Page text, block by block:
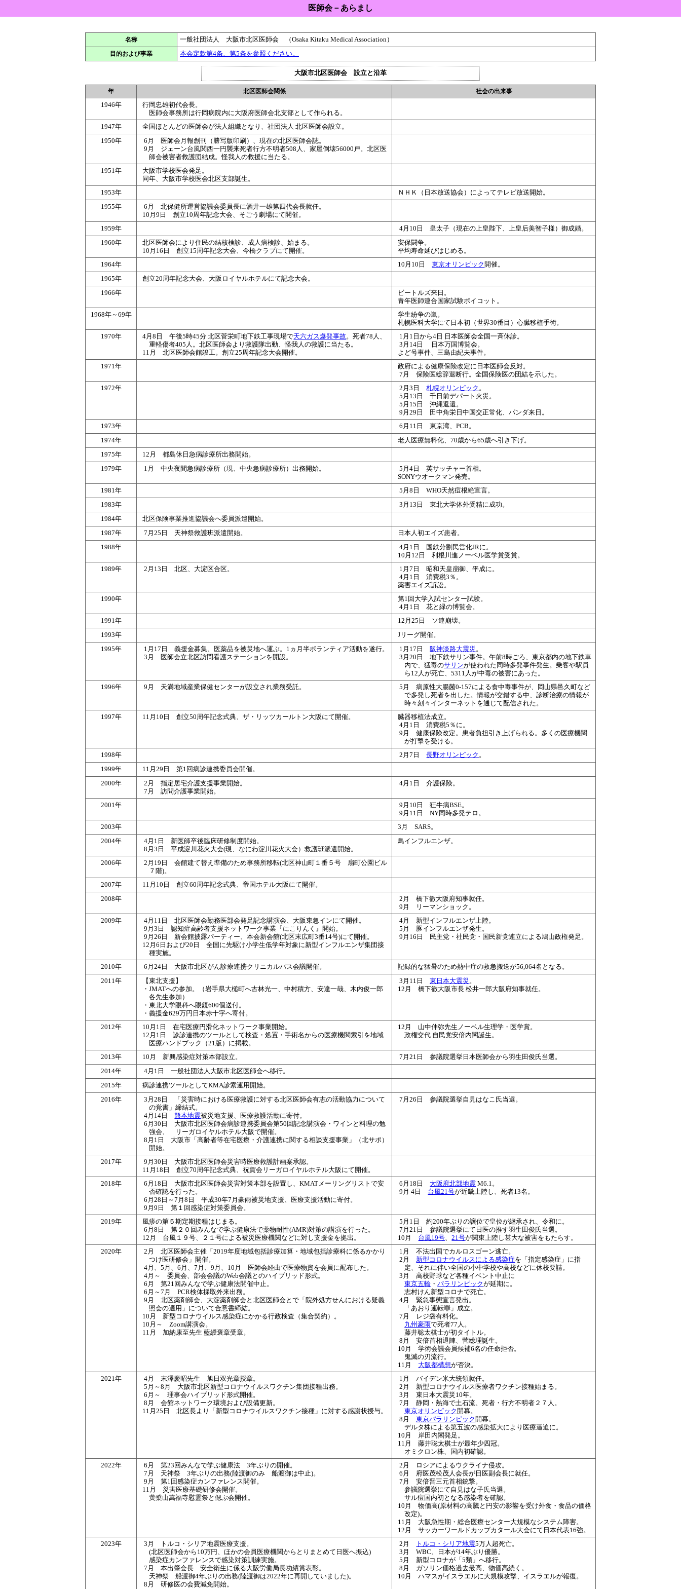
医師会－あらまし
名称 一般社団法人 大阪市北区医師会 （Osaka Kitaku Medical Association）
目的および事業 本会定款第4条、第5条を参照ください。
大阪市北区医師会 設立と沿革
年 北区医師会関係 社会の出来事
1946年
行岡忠雄初代会長。
医師会事務所は行岡病院内に大阪府医師会北支部として作られる。
1947年
全国ほとんどの医師会が法人組織となり、社団法人 北区医師会設立。
1950年
6月 医師会月報創刊（謄写版印刷）、現在の北区医師会誌。
9月 ジェーン台風関西一円襲来死者行方不明者508人、家屋倒壊56000戸。北区医
師会被害者救護団結成。怪我人の救援に当たる。
1951年
大阪市学校医会発足。
同年、大阪市学校医会北区支部誕生。
1953年
ＮＨＫ（日本放送協会）によってテレビ放送開始。
1955年
6月 北保健所運営協議会委員長に酒井一雄第四代会長就任。
10月9日 創立10周年記念大会、そごう劇場にて開催。
1959年
4月10日 皇太子（現在の上皇陛下、上皇后美智子様）御成婚。
1960年
北区医師会により住民の結核検診、成人病検診、始まる。
10月16日 創立15周年記念大会、今橋クラブにて開催。
安保闘争。
平均寿命延びはじめる。
1964年
10月10日東京オリンピック 開催。
1965年
創立20周年記念大会、大阪ロイヤルホテルにて記念大会。
1966年
ビートルズ来日。
青年医師連合国家試験ボイコット。
1968年～69年
学生紛争の嵐。
札幌医科大学にて日本初（世界30番目）心臓移植手術。
1970年
4月8日 午後5時45分 北区菅栄町地下鉄工事現場で天六ガス爆発事故。死者78人、
重軽傷者405人。北区医師会より救護隊出動、怪我人の救護に当たる。
11月 北区医師会館竣工。創立25周年記念大会開催。
1月1日から4日 日本医師会全国一斉休診。
3月14日 日本万国博覧会。
よど号事件、三島由紀夫事件。
1971年
政府による健康保険改定に日本医師会反対。
7月 保険医総辞退断行。全国保険医の団結を示した。
1972年
2月3日札幌オリンピック 。
5月13日 千日前デパート火災。
5月15日 沖縄返還。
9月29日 田中角栄日中国交正常化、パンダ来日。
1973年
6月11日 東京湾、PCB。
1974年
老人医療無料化、70歳から65歳へ引き下げ。
1975年
12月 都島休日急病診療所出務開始。
1979年
1月 中央夜間急病診療所（現、中央急病診療所）出務開始。
5月4日 英サッチャー首相。
SONYウオークマン発売。
1981年
5月8日 WHO天然痘根絶宣言。
1983年
3月13日 東北大学体外受精に成功。
1984年
北区保険事業推進協議会へ委員派遣開始。
1987年
7月25日 天神祭救護班派遣開始。
日本人初エイズ患者。
1988年
4月1日 国鉄分割民営化JRに。
10月12日 利根川進ノーベル医学賞受賞。
1989年
2月13日 北区、大淀区合区 。
1月7日 昭和天皇崩御、平成に。
4月1日 消費税3％。
薬害エイズ訴訟。
1990年
第1回大学入試センター試験。
4月1日 花と緑の博覧会。
1991年
12月25日 ソ連崩壊。
1993年
Jリーグ開催。
1995年
1月17日 義援金募集、医薬品を被災地へ運ぶ。1ヵ月半ボランティア活動を遂行。
3月 医師会立北区訪問看護ステーションを開設。
1月17日 阪神淡路大震災 。
3月20日 地下鉄サリン事件。午前8時ごろ、東京都内の地下鉄車
内で、猛毒のサリンが使われた同時多発事件発生。乗客や駅員
ら12人が死亡、5311人が中毒の被害にあった。
1996年
9月 天満地域産業保健センターが設立され業務受託。
5月 病原性大腸菌0-157による食中毒事件が、岡山県邑久町など
で多発し死者を出した。情報が交錯する中、診断治療の情報が
時々刻々インターネットを通じて配信された。
1997年
11月10日 創立50周年記念式典、ザ・リッツカールトン大阪にて開催。
臓器移植法成立。
4月1日 消費税5％に。
9月 健康保険改定。患者負担引き上げられる。多くの医療機関
が打撃を受ける。
1998年
2月7日長野オリンピック 。
1999年
11月29日 第1回病診連携委員会開催。
2000年
2月 指定居宅介護支援事業開始。
7月 訪問介護事業開始。
4月1日 介護保険。
2001年
9月10日 狂牛病BSE。
9月11日 NY同時多発テロ。
2003年
3月 SARS。
2004年
4月1日 新医師卒後臨床研修制度開始。
8月3日 平成淀川花火大会(現、なにわ淀川花火大会）救護班派遣開始。
鳥インフルエンザ。
2006年
2月19日 会館建て替え準備のため事務所移転(北区神山町１番５号 扇町公園ビル
７階)。
2007年
11月10日 創立60周年記念式典、帝国ホテル大阪にて開催。
2008年
2月 橋下徹大阪府知事就任。
9月 リーマンショック。
2009年
4月11日 北区医師会勤務医部会発足記念講演会、大阪東急インにて開催。
9月3日 認知症高齢者支援ネットワーク事業『にこりんく』開始。
9月26日 新会館披露パーティー、本会新会館(北区末広町3番14号)にて開催。
12月6日および20日 全国に先駆け小学生低学年対象に新型インフルエンザ集団接
種実施。
4月 新型インフルエンザ上陸。
5月 豚インフルエンザ発生。
9月16日 民主党・社民党・国民新党連立による鳩山政権発足。
2010年 6月24日 大阪市北区がん診療連携クリニカルパス会議開催。
記録的な猛暑のため熱中症の救急搬送が56,064名となる。
2011年
【東北支援】
・JMATへの参加。（岩手県大槌町へ古林光一、中村積方、安達一哉、木内俊一郎
各先生参加）
・東北大学眼科へ眼鏡600個送付。
・義援金629万円日本赤十字へ寄付。
3月11日東日本大震災 。
12月 橋下徹大阪市長 松井一郎大阪府知事就任。
2012年
10月1日 在宅医療円滑化ネットワーク事業開始。
12月1日 診診連携のツールとして検査・処置・手術名からの医療機関索引を地域
医療ハンドブック（21版）に掲載。
12月 山中伸弥先生ノーベル生理学・医学賞。
政権交代 自民党安倍内閣誕生。
2013年 10月 新興感染症対策本部設立。
7月21日 参議院選挙日本医師会から羽生田俊氏当選。
2014年
4月1日 一般社団法人大阪市北区医師会へ移行。
2015年
病診連携ツールとしてKMA診索運用開始。
2016年
3月28日 「災害時における医療救護に対する北区医師会有志の活動協力について
の覚書」締結式。
4月14日熊本地震被災地支援、医療救護活動に寄付。
6月30日 大阪市北区医師会病診連携委員会第50回記念講演会・ワインと料理の勉
強会、 リーガロイヤルホテル大阪で開催。
8月1日 大阪市「高齢者等在宅医療・介護連携に関する相談支援事業」（北サポ）
開始。
7月26日 参議院選挙自見はなこ氏当選。
2017年
9月30日 大阪市北区医師会災害時医療救護計画案承認。
11月18日 創立70周年記念式典、祝賀会リーガロイヤルホテル大阪にて開催。
2018年
6月18日 大阪市北区医師会災害対策本部を設置し、KMATメーリングリストで安
否確認を行った。
6月28日～7月8日 平成30年7月豪雨被災地支援、医療支援活動に寄付。
9月9日 第１回感染症対策委員会。
6月18日 大阪府北部地震 M6.1。
9月 4日 台風21号が近畿上陸し、死者13名。
2019年
風疹の第５期定期接種はじまる。
6月8日 第２０回みんなで学ぶ健康法で薬物耐性(AMR)対策の講演を行った。
12月 台風１９号、２１号による被災医療機関などに対し支援金を拠出。
5月1日 約200年ぶりの譲位で皇位が継承され、令和に。
7月21日 参議院選挙にて日医の推す羽生田俊氏当選。
10月 台風19号、21号が関東上陸し甚大な被害をもたらす。
2020年
2月 北区医師会主催「2019年度地域包括診療加算・地域包括診療科に係るかかり
つけ医研修会」開催。
4月、5月、6月、7月、9月、10月 医師会経由で医療物資を会員に配布した。
4月～ 委員会、部会会議のWeb会議とのハイブリッド形式。
6月 第21回みんなで学ぶ健康法開催中止。
6月～7月 PCR検体採取外来出務。
9月 北区薬剤師会、大淀薬剤師会と北区医師会とで「院外処方せんにおける疑義
照会の適用」について合意書締結。
10月 新型コロナウイルス感染症にかかる行政検査（集合契約）。
10月～ Zoom講演会。
11月 加納康至先生 藍綬褒章受章。
1月 不法出国でカルロスゴーン逃亡。
2月 新型コロナウイルスによる感染症を「指定感染症」に指
定、それに伴い全国の小中学校や高校などに休校要請。
3月 高校野球など各種イベント中止に
東京五輪 ・パラリンピックが延期に。
志村けん新型コロナで死亡。
4月 緊急事態宣言発出。
「あおり運転罪」成立。
7月 レジ袋有料化。
九州豪雨で死者77人。
藤井聡太棋士が初タイトル。
8月 安倍首相退陣、菅総理誕生。
10月 学術会議会員候補6名の任命拒否。
鬼滅の刃流行。
11月 大阪都構想が否決。
2021年
4月 末澤慶昭先生 旭日双光章授章。
5月～8月 大阪市北区新型コロナウイルスワクチン集団接種出務。
6月～ 理事会ハイブリッド形式開催。
8月 会館ネットワーク環境および設備更新。
11月25日 北区長より「新型コロナウイルスワクチン接種」に対する感謝状授与。
1月 バイデン米大統領就任。
2月 新型コロナウイルス医療者ワクチン接種始まる。
3月 東日本大震災10年。
7月 静岡・熱海で土石流、死者・行方不明者２７人。
東京オリンピック 開幕。
8月東京パラリンピック 開幕。
デルタ株による第五波の感染拡大により医療逼迫に。
10月 岸田内閣発足。
11月 藤井聡太棋士が最年少四冠。
オミクロン株、国内初確認。
2022年
6月 第23回みんなで学ぶ健康法 3年ぶりの開催。
7月 天神祭 3年ぶりの出務(陸渡御のみ 船渡御は中止)。
9月 第1回感染症カンファレンス開催。
11月 災害医療基礎研修会開催。
黄檗山萬福寺慰霊祭と偲ぶ会開催。
2月 ロシアによるウクライナ侵攻。
6月 府医茂松茂人会長が日医副会長に就任。
7月 安倍晋三元首相銃撃。
参議院選挙にて自見はな子氏当選。
サル痘国内初となる感染者を確認。
10月 物価高(原材料の高騰と円安の影響を受け外食・食品の価格
改定)。
11月 大阪急性期・総合医療センター大規模なシステム障害。
12月 サッカーワールドカップカタール大会にて日本代表16強。
2023年
3月 トルコ・シリア地震医療支援。
(北区医師会から10万円、ほかの会員医療機関からとりまとめて日医へ振込)
感染症カンファレンスで感染対策訓練実施。
7月 本出肇会長 安全衛生に係る大阪労働局長功績賞表彰。
天神祭 船渡御4年ぶりの出務(陸渡御は2022年に再開していました)。
8月 研修医の会費減免開始。
2月 トルコ・シリア地震5万人超死亡。
3月 WBC、日本が14年ぶり優勝。
5月 新型コロナが「5類」へ移行。
8月 ガソリン価格過去最高、物価高続く。
10月ハマスがイスラエルに大規模攻撃、イスラエルが報復。